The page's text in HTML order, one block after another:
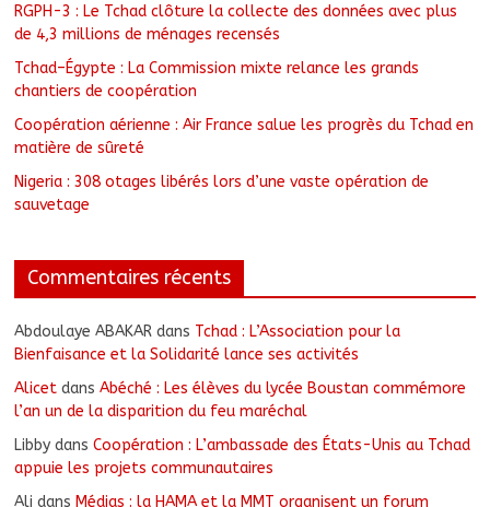
RGPH-3 : Le Tchad clôture la collecte des données avec plus
de 4,3 millions de ménages recensés
Tchad–Égypte : La Commission mixte relance les grands
chantiers de coopération
Coopération aérienne : Air France salue les progrès du Tchad en
matière de sûreté
Nigeria : 308 otages libérés lors d’une vaste opération de
sauvetage
Commentaires récents
Abdoulaye ABAKAR dans Tchad : L’Association pour la
Bienfaisance et la Solidarité lance ses activités
Alicet dansAbéché : Les élèves du lycée Boustan commémore
l’an un de la disparition du feu maréchal
Libby dansCoopération : L’ambassade des États-Unis au Tchad
appuie les projets communautaires
Ali dans Médias : la HAMA et la MMT organisent un forum